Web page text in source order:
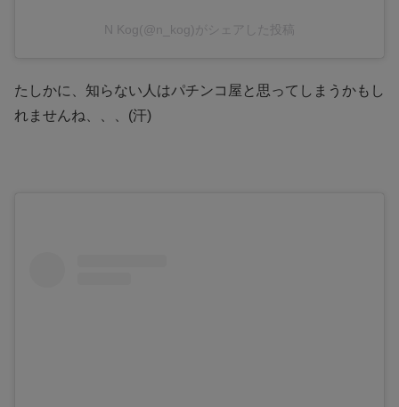
N Kog(@n_kog)がシェアした投稿
たしかに、知らない人はパチンコ屋と思ってしまうかもし
れませんね、、、(汗)